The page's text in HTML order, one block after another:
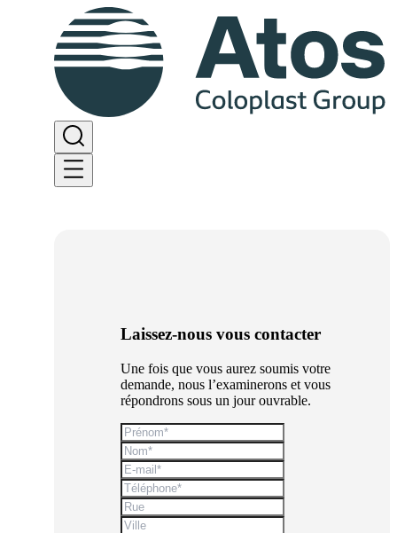
Laissez-nous vous contacter
Une fois que vous aurez soumis votre
demande, nous l’examinerons et vous
répondrons sous un jour ouvrable.